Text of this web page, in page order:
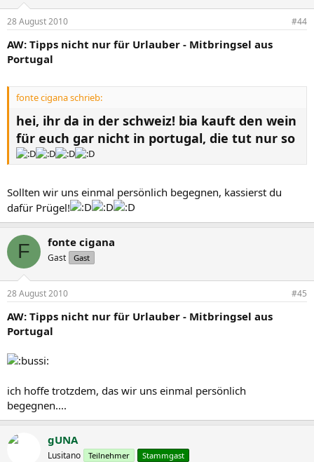
28 August 2010 #44
AW: Tipps nicht nur für Urlauber - Mitbringsel aus
Portugal
fonte cigana schrieb:
hei, ihr da in der schweiz! bia kauft den wein
für euch gar nicht in portugal, die tut nur so
Sollten wir uns einmal persönlich begegnen, kassierst du
dafür Prügel!
F fonte cigana
Gast Gast
28 August 2010 #45
AW: Tipps nicht nur für Urlauber - Mitbringsel aus
Portugal
ich hoffe trotzdem, das wir uns einmal persönlich
begegnen....
gUNA
Lusitano Teilnehmer Stammgast